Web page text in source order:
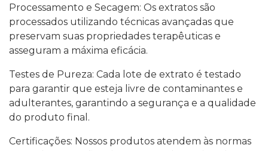
Processamento e Secagem: Os extratos são
processados utilizando técnicas avançadas que
preservam suas propriedades terapêuticas e
asseguram a máxima eficácia.
Testes de Pureza: Cada lote de extrato é testado
para garantir que esteja livre de contaminantes e
adulterantes, garantindo a segurança e a qualidade
do produto final.
Certificações: Nossos produtos atendem às normas